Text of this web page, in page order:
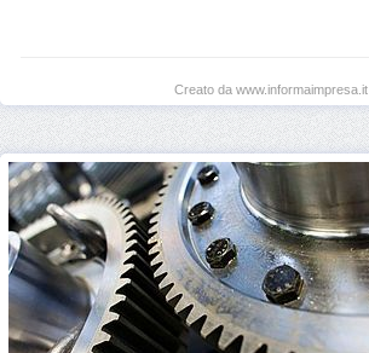
Creato da www.informaimpresa.it